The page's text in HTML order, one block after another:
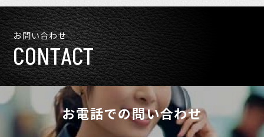
お問い合わせ
CONTACT
お電話での問い合わせ